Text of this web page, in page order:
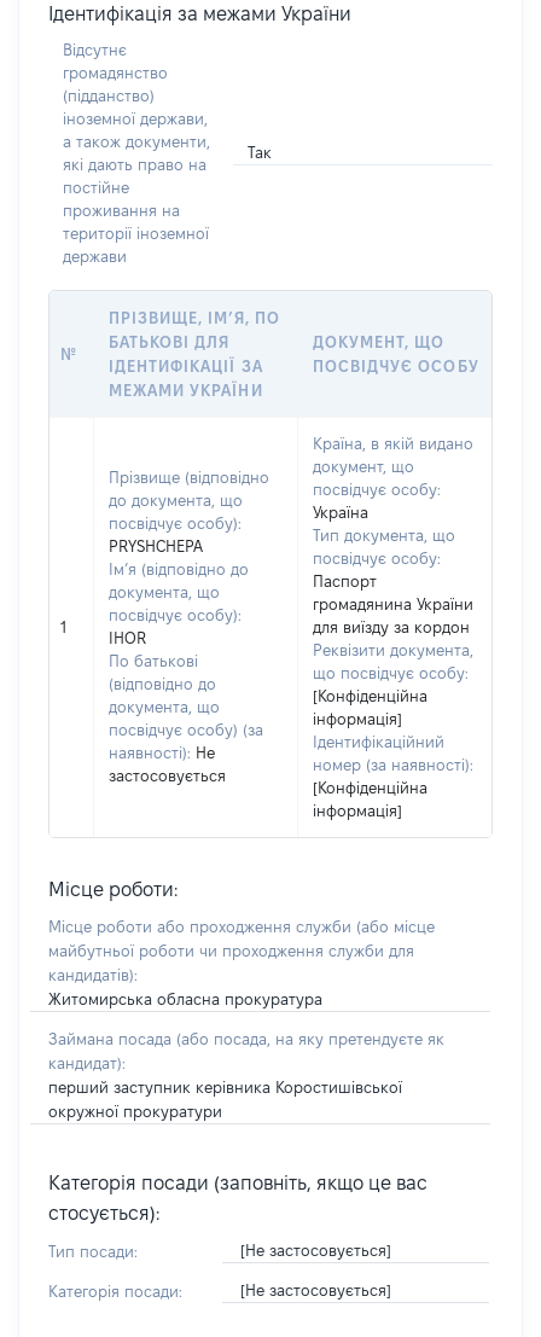
Ідентифікація за межами України
Відсутнє
громадянство
(підданство)
іноземної держави,
а також документи,
які дають право на
постійне
проживання на
території іноземної
держави
Так
№
ПРІЗВИЩЕ, ІМ’Я, ПО
БАТЬКОВІ ДЛЯ
ІДЕНТИФІКАЦІЇ ЗА
МЕЖАМИ УКРАЇНИ
ДОКУМЕНТ, ЩО
ПОСВІДЧУЄ ОСОБУ
1
Прізвище (відповідно
до документа, що
посвідчує особу):
PRYSHCHEPA
Ім’я (відповідно до
документа, що
посвідчує особу):
IHOR
По батькові
(відповідно до
документа, що
посвідчує особу) (за
наявності): Не
застосовується
Країна, в якій видано
документ, що
посвідчує особу:
Україна
Тип документа, що
посвідчує особу:
Паспорт
громадянина України
для виїзду за кордон
Реквізити документа,
що посвідчує особу:
[Конфіденційна
інформація]
Ідентифікаційний
номер (за наявності):
[Конфіденційна
інформація]
Місце роботи:
Місце роботи або проходження служби (або місце
майбутньої роботи чи проходження служби для
кандидатів):
Житомирська обласна прокуратура
Займана посада (або посада, на яку претендуєте як
кандидат):
перший заступник керівника Коростишівської
окружної прокуратури
Категорія посади (заповніть, якщо це вас
стосується):
Тип посади: [Не застосовується]
Категорія посади: [Не застосовується]